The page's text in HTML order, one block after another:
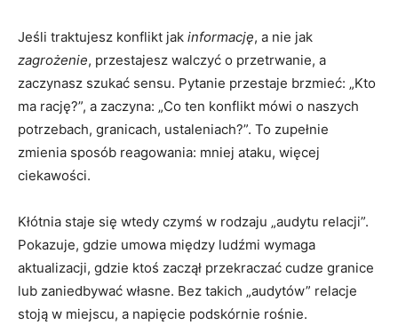
Jeśli traktujesz konflikt jak informację, a nie jak
zagrożenie, przestajesz walczyć o przetrwanie, a
zaczynasz szukać sensu. Pytanie przestaje brzmieć: „Kto
ma rację?”, a zaczyna: „Co ten konflikt mówi o naszych
potrzebach, granicach, ustaleniach?”. To zupełnie
zmienia sposób reagowania: mniej ataku, więcej
ciekawości.
Kłótnia staje się wtedy czymś w rodzaju „audytu relacji”.
Pokazuje, gdzie umowa między ludźmi wymaga
aktualizacji, gdzie ktoś zaczął przekraczać cudze granice
lub zaniedbywać własne. Bez takich „audytów” relacje
stoją w miejscu, a napięcie podskórnie rośnie.